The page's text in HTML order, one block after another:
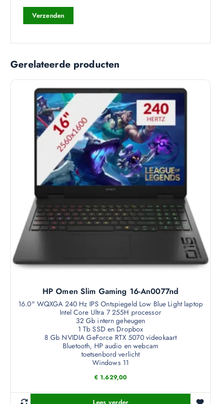
Gerelateerde producten
HP Omen Slim Gaming 16-An0077nd
16.0" WQXGA 240 Hz IPS Ontspiegeld Low Blue Light laptop
Intel Core Ultra 7 255H processor
32 Gb intern geheugen
1 Tb SSD en Dropbox
8 Gb NVIDIA GeForce RTX 5070 videokaart
Bluetooth, HP audio en webcam
toetsenbord verlicht
Windows 11
€ 1.629,00